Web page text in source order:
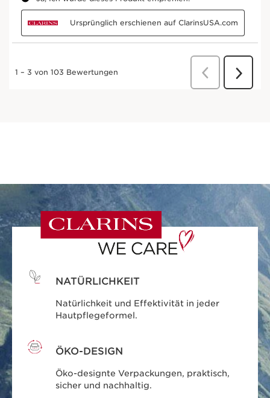
NATÜRLICHKEIT
Natürlichkeit und Effektivität in jeder
Hautpflegeformel.
ÖKO-DESIGN
Öko-designte Verpackungen, praktisch,
sicher und nachhaltig.